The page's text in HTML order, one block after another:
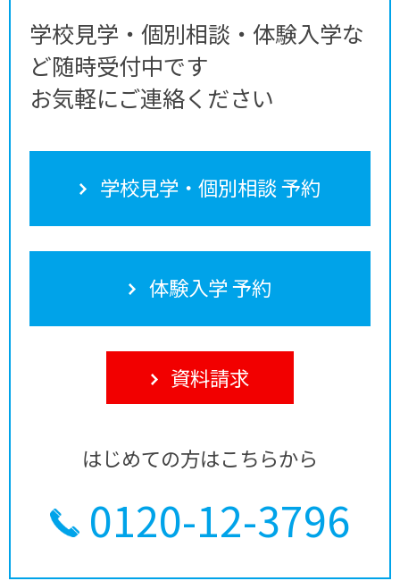
学校見学・個別相談・体験入学な
ど随時受付中です
お気軽にご連絡ください
学校見学・個別相談 予約
体験入学 予約
資料請求
はじめての方はこちらから
0120-12-3796